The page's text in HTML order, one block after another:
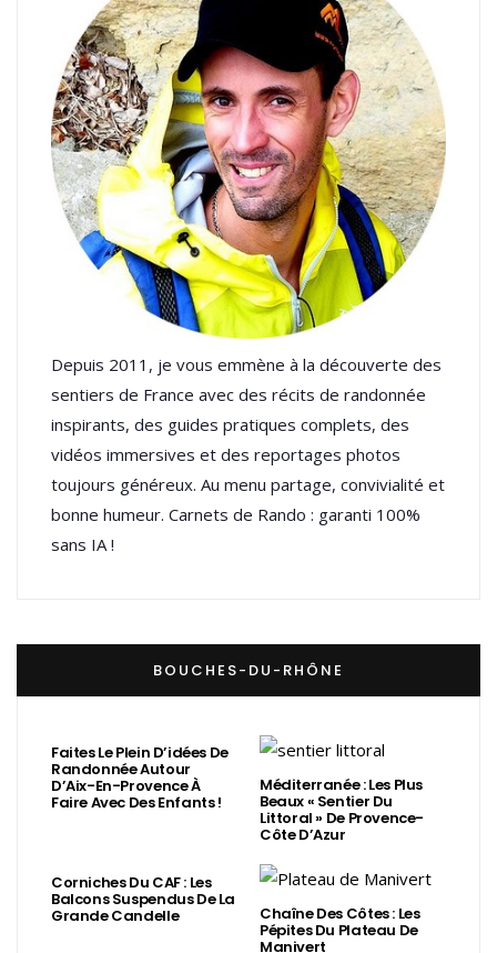
Depuis 2011, je vous emmène à la découverte des
sentiers de France avec des récits de randonnée
inspirants, des guides pratiques complets, des
vidéos immersives et des reportages photos
toujours généreux. Au menu partage, convivialité et
bonne humeur. Carnets de Rando : garanti 100%
sans IA !
BOUCHES-DU-RHÔNE
Faites Le Plein D’idées De
Randonnée Autour
D’Aix-En-Provence À
Faire Avec Des Enfants !
Méditerranée : Les Plus
Beaux « Sentier Du
Littoral » De Provence-
Côte D’Azur
Corniches Du CAF : Les
Balcons Suspendus De La
Grande Candelle Chaîne Des Côtes : Les
Pépites Du Plateau De
Manivert